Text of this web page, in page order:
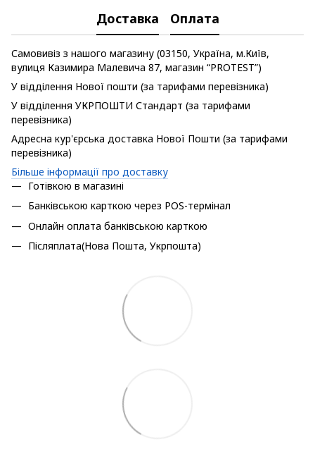
Доставка Оплата
Самовивіз з нашого магазину (03150, Україна, м.Київ,
вулиця Казимира Малевича 87, магазин “PROTEST”)
У відділення Нової пошти (за тарифами перевізника)
У відділення УКРПОШТИ Стандарт (за тарифами
перевізника)
Адресна кур'єрська доставка Нової Пошти (за тарифами
перевізника)
Більше інформації про доставку
Готівкою в магазині
Банківською карткою через POS-термінал
Онлайн оплата банківською карткою
Післяплата(Нова Пошта, Укрпошта)